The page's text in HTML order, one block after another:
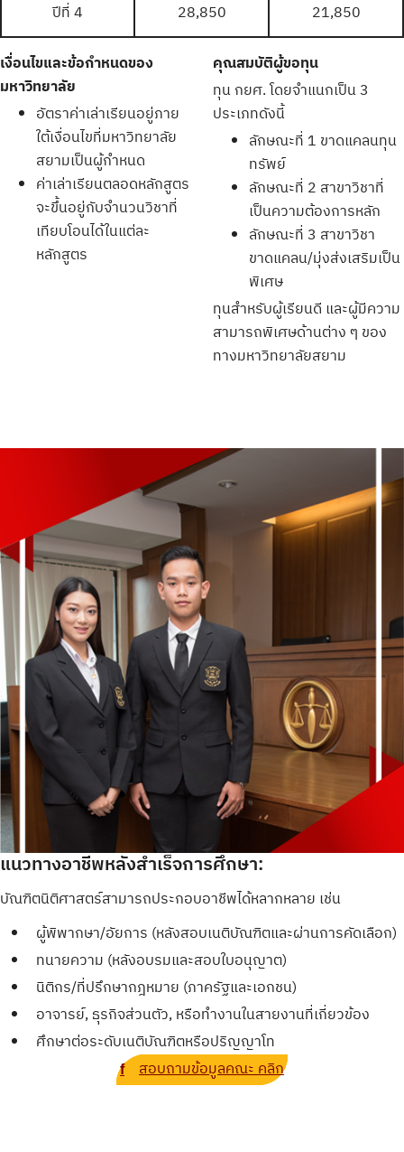
ปีที่ 4
28,850 21,850
เงื่อนไขและข้อกำหนดของ
มหาวิทยาลัย
อัตราค่าเล่าเรียนอยู่ภาย
ใต้เงื่อนไขที่มหาวิทยาลัย
สยามเป็นผู้กำหนด
ค่าเล่าเรียนตลอดหลักสูตร
จะขึ้นอยู่กับจำนวนวิชาที่
เทียบโอนได้ในแต่ละ
หลักสูตร
คุณสมบัติผู้ขอทุน
ทุน กยศ. โดยจำแนกเป็น 3
ประเภทดังนี้
ลักษณะที่ 1 ขาดแคลนทุน
ทรัพย์
ลักษณะที่ 2 สาขาวิชาที่
เป็นความต้องการหลัก
ลักษณะที่ 3 สาขาวิชา
ขาดแคลน/มุ่งส่งเสริมเป็น
พิเศษ
ทุนสำหรับผู้เรียนดี และผู้มีความ
สามารถพิเศษด้านต่าง ๆ ของ
ทางมหาวิทยาลัยสยาม
แนวทางอาชีพหลังสำเร็จการศึกษา:
บัณฑิตนิติศาสตร์สามารถประกอบอาชีพได้หลากหลาย เช่น
ผู้พิพากษา/อัยการ (หลังสอบเนติบัณฑิตและผ่านการคัดเลือก)
ทนายความ (หลังอบรมและสอบใบอนุญาต)
นิติกร/ที่ปรึกษากฎหมาย (ภาครัฐและเอกชน)
อาจารย์, ธุรกิจส่วนตัว, หรือทำงานในสายงานที่เกี่ยวข้อง
ศึกษาต่อระดับเนติบัณฑิตหรือปริญญาโท
f สอบถามข้อมูลคณะ คลิก